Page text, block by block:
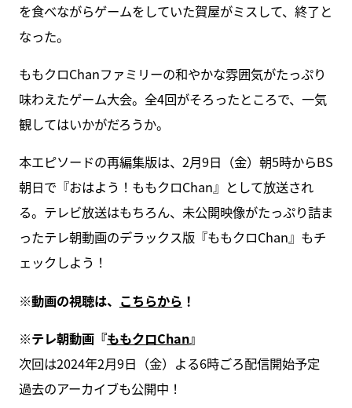
を食べながらゲームをしていた賀屋がミスして、終了と
なった。
ももクロChanファミリーの和やかな雰囲気がたっぷり
味わえたゲーム大会。全4回がそろったところで、一気
観してはいかがだろうか。
本エピソードの再編集版は、2月9日（金）朝5時からBS
朝日で『おはよう！ももクロChan』として放送され
る。テレビ放送はもちろん、未公開映像がたっぷり詰ま
ったテレ朝動画のデラックス版『ももクロChan』もチ
ェックしよう！
※動画の視聴は、 こちらから ！
※テレ朝動画『ももクロChan』
次回は2024年2月9日（金）よる6時ごろ配信開始予定
過去のアーカイブも公開中！